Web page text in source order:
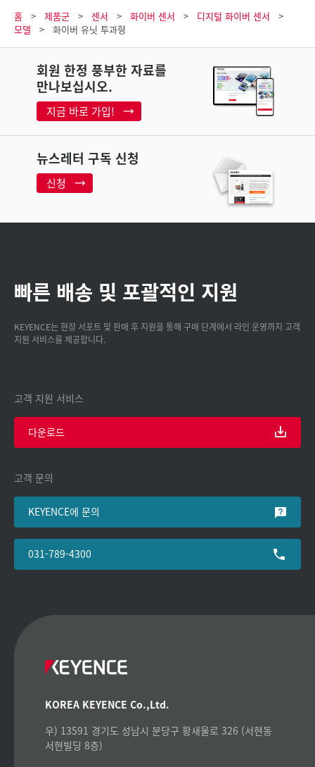
홈 제품군 센서 화이버 센서
디지털 화이버 센서
모델
화이버 유닛 투과형
회원 한정 풍부한 자료를
만나보십시오.
지금 바로 가입!
뉴스레터 구독 신청
신청
빠른 배송 및 포괄적인 지원
KEYENCE는 현장 서포트 및 판매 후 지원을 통해 구매 단계에서 라인 운영까지 고객
지원 서비스를 제공합니다.
고객 지원 서비스
다운로드
고객 문의
KEYENCE에 문의
031-789-4300
KOREA KEYENCE Co.,Ltd.
우) 13591 경기도 성남시 분당구 황새울로 326 (서현동
서현빌딩 8층)